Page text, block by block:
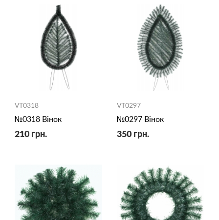
VT0318
№0318 Вінок
210 грн.
VT0297
№0297 Вінок
350 грн.